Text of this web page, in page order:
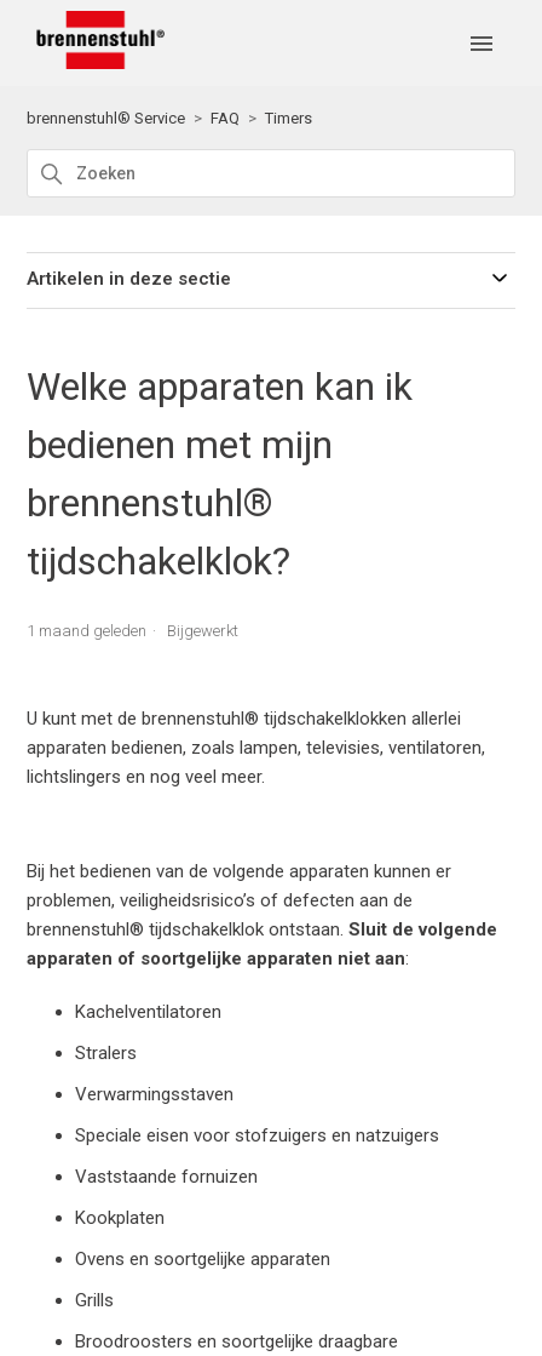
brennenstuhl® Service FAQ Timers
Artikelen in deze sectie
Welke apparaten kan ik
bedienen met mijn
brennenstuhl®
tijdschakelklok?
1 maand geleden Bijgewerkt
U kunt met de brennenstuhl® tijdschakelklokken allerlei
apparaten bedienen, zoals lampen, televisies, ventilatoren,
lichtslingers en nog veel meer.
Bij het bedienen van de volgende apparaten kunnen er
problemen, veiligheidsrisico’s of defecten aan de
brennenstuhl® tijdschakelklok ontstaan.Sluit de volgende
apparaten of soortgelijke apparaten nietaan:
Kachelventilatoren
Stralers
Verwarmingsstaven
Speciale eisen voor stofzuigers en natzuigers
Vaststaande fornuizen
Kookplaten
Ovens en soortgelijke apparaten
Grills
Broodroosters en soortgelijke draagbare